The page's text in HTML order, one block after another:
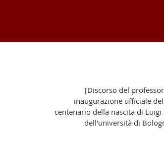
[Discorso del
inaugurazione ufficiale
centenario della nascita di
dell'università di